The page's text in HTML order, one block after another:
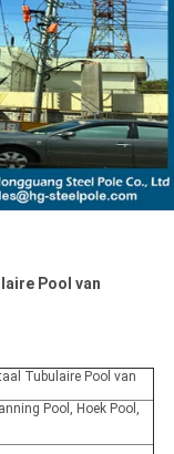
Pool van
Tubulaire Pool van
Pool, Hoek Pool,